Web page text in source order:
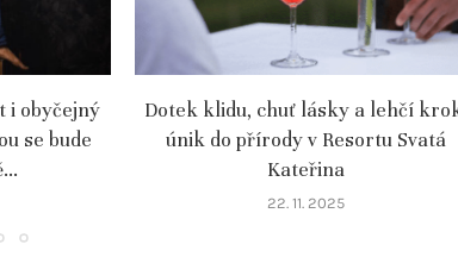
i obyčejný
se bude
Dotek klidu, chuť lásky a lehčí
únik do přírody v Resortu Svatá
Kateřina
22. 11. 2025